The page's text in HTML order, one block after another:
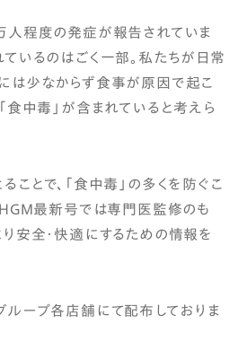
人程度の発症が報告されていま
いるのはごく一部。私たちが日常
は少なからず食事が原因で起こ
食中毒」が含まれていると考えら
ことで、「食中毒」の多くを防ぐこ
HGM最新号では専門医監修のも
安全・快適にするための情報を
ループ各店舗にて配布しておりま